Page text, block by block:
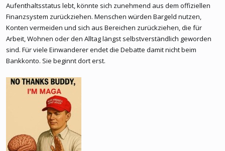
Aufenthaltsstatus lebt, könnte sich zunehmend aus dem offiziellen
Finanzsystem zurückziehen. Menschen würden Bargeld nutzen,
Konten vermeiden und sich aus Bereichen zurückziehen, die für
Arbeit, Wohnen oder den Alltag längst selbstverständlich geworden
sind. Für viele Einwanderer endet die Debatte damit nicht beim
Bankkonto. Sie beginnt dort erst.